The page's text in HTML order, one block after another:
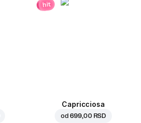
hit
Capricciosa
od699,00 RSD